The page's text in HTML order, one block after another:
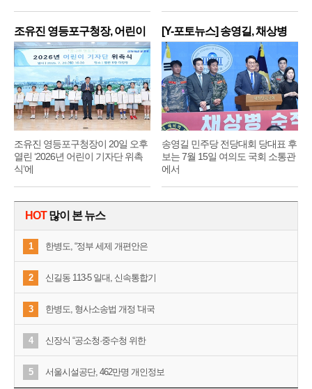
조유진 영등포구청장, 어린이
기
조유진 영등포구청장이 20일 오후
열린 ‘2026년 어린이 기자단 위촉
식’에
[Y-포토뉴스] 송영길, 채상병
순
송영길 민주당 전당대회 당대표 후
보는 7월 15일 여의도 국회 소통관
에서
HOT많이 본 뉴스
1 한병도, “정부 세제 개편안은
2 신길동 113-5 일대, 신속통합기
3 한병도, 형사소송법 개정 '대국
4 신장식 “공소청·중수청 위한
5 서울시설공단, 462만명 개인정보